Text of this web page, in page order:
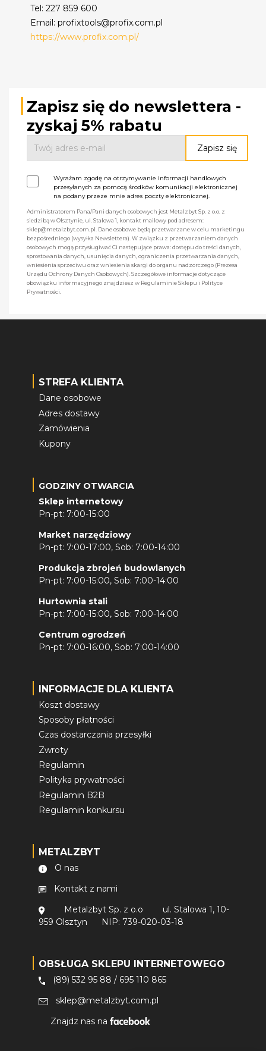
Tel: 227 859 600
Email: profixtools@profix.com.pl
https://www.profix.com.pl/
Zapisz się do newslettera -
zyskaj 5% rabatu
Wyrażam zgodę na otrzymywanie informacji handlowych
przesyłanych za pomocą środków komunikacji elektronicznej
na podany przeze mnie adres poczty elektronicznej.
Administratorem Pana/Pani danych osobowych jest Metalzbyt Sp. z o.o. z
siedzibą w Olsztynie, ul. Stalowa 1, kontakt mailowy pod adresem:
sklep@metalzbyt.com.pl. Dane osobowe będą przetwarzane w celu marketingu
bezpośredniego (wysyłka Newslettera). W związku z przetwarzaniem danych
osobowych mogą przysługiwać Ci następujące prawa: dostępu do treści danych,
sprostowania danych, usunięcia danych, ograniczenia przetwarzania danych,
wniesienia sprzeciwu oraz wniesienia skargi do organu nadzorczego (Prezesa
Urzędu Ochrony Danych Osobowych). Szczegółowe informacje dotyczące
obowiązku informacyjnego znajdziesz w Regulaminie Sklepu i Polityce
Prywatności.
STREFA KLIENTA
Dane osobowe
Adres dostawy
Zamówienia
Kupony
GODZINY OTWARCIA
Sklep internetowy
Pn-pt: 7:00-15:00
Market narzędziowy
Pn-pt: 7:00-17:00, Sob: 7:00-14:00
Produkcja zbrojeń budowlanych
Pn-pt: 7:00-15:00, Sob: 7:00-14:00
Hurtownia stali
Pn-pt: 7:00-15:00, Sob: 7:00-14:00
Centrum ogrodzeń
Pn-pt: 7:00-16:00, Sob: 7:00-14:00
INFORMACJE DLA KLIENTA
Koszt dostawy
Sposoby płatności
Czas dostarczania przesyłki
Zwroty
Regulamin
Polityka prywatności
Regulamin B2B
Regulamin konkursu
METALZBYT
O nas
Kontakt z nami
Metalzbyt Sp. z o.o
ul. Stalowa 1, 10-
959 Olsztyn
NIP: 739-020-03-18
OBSŁUGA SKLEPU INTERNETOWEGO
(89) 532 95 88 / 695 110 865
sklep@metalzbyt.com.pl
Znajdz nas na